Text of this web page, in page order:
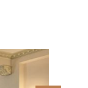
Vauthier